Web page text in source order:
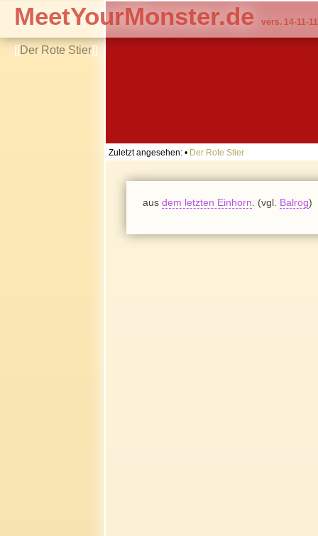
[[Der Rote Stier]]
MeetYourMonster.de vers. 14-11-11
Zuletzt angesehen: • Der Rote Stier
aus dem letzten Einhorn . (vgl. Balrog)